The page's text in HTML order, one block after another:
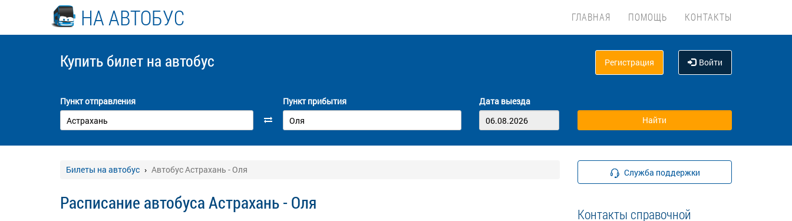
НА АВТОБУС ГЛАВНАЯ ПОМОЩЬ КОНТАКТЫ
Купить билет на автобус Регистрация Войти
Пункт отправления Пункт прибытия Дата выезда
Билеты на автобус Автобус Астрахань - Оля
Расписание автобуса Астрахань - Оля
Служба поддержки
Контакты справочной